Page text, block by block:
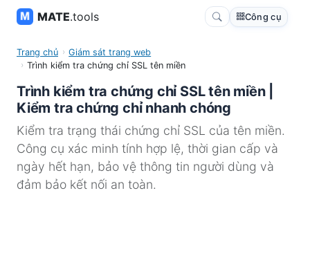
MATE.tools Công cụ
Trang chủ
Giám sát trang web
Trình kiểm tra chứng chỉ SSL tên miền
Trình kiểm tra chứng chỉ SSL tên miền |
Kiểm tra chứng chỉ nhanh chóng
Kiểm tra trạng thái chứng chỉ SSL của tên miền.
Công cụ xác minh tính hợp lệ, thời gian cấp và
ngày hết hạn, bảo vệ thông tin người dùng và
đảm bảo kết nối an toàn.